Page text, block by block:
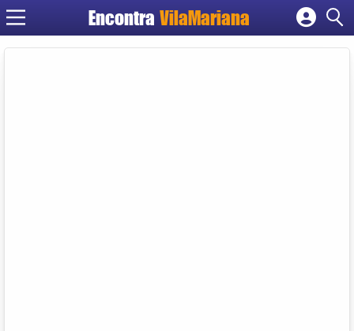
EncontraVilaMariana
Cadastrar empresa